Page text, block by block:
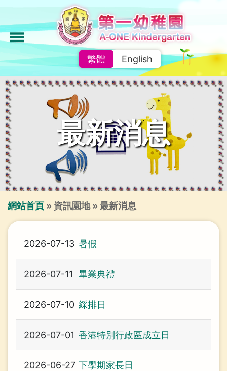
主
容
menu
繁體 English
最新消息
導
航
網站首頁 資訊園地 最新消息
2026-07-13 暑假
2026-07-11 畢業典禮
2026-07-10 綵排日
2026-07-01 香港特別行政區成立日
2026-06-27 下學期家長日